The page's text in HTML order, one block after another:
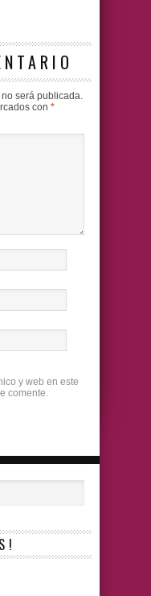
será publicada.
con *
y web en este
comente.